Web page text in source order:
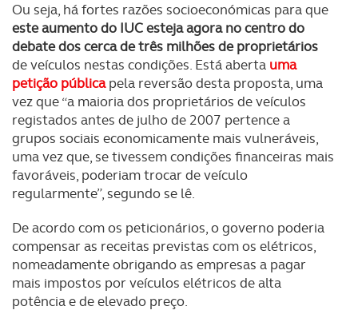
Ou seja, há fortes razões socioeconómicas para que
este aumento do IUC esteja agora no centro do
debate dos cerca de três milhões de proprietários
de veículos nestas condições. Está aberta uma
petição públicapela reversão desta proposta, uma
vez que “a maioria dos proprietários de veículos
registados antes de julho de 2007 pertence a
grupos sociais economicamente mais vulneráveis,
uma vez que, se tivessem condições financeiras mais
favoráveis, poderiam trocar de veículo
regularmente”, segundo se lê.
De acordo com os peticionários, o governo poderia
compensar as receitas previstas com os elétricos,
nomeadamente obrigando as empresas a pagar
mais impostos por veículos elétricos de alta
potência e de elevado preço.